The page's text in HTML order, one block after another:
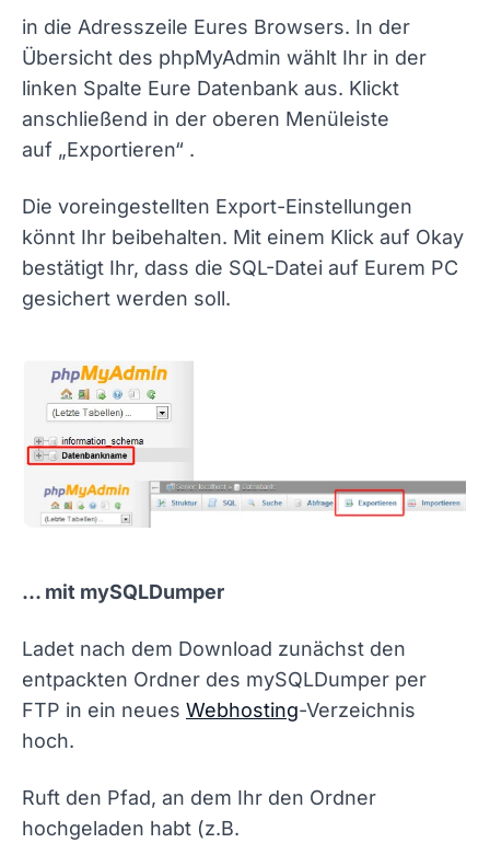
in die Adresszeile Eures Browsers. In der
Übersicht des phpMyAdmin wählt Ihr in der
linken Spalte Eure Datenbank aus. Klickt
anschließend in der oberen Menüleiste
auf „Exportieren“ .
Die voreingestellten Export-Einstellungen
könnt Ihr beibehalten. Mit einem Klick auf Okay
bestätigt Ihr, dass die SQL-Datei auf Eurem PC
gesichert werden soll.
... mit mySQLDumper
Ladet nach dem Download zunächst den
entpackten Ordner des mySQLDumper per
FTP in ein neues Webhosting-Verzeichnis
hoch.
Ruft den Pfad, an dem Ihr den Ordner
hochgeladen habt (z.B.